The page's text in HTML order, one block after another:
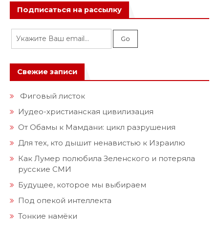
Подписаться на рассылку
Свежие записи
Фиговый листок
Иудео-христианская цивилизация
От Обамы к Мамдани: цикл разрушения
Для тех, кто дышит ненавистью к Израилю
Как Лумер полюбила Зеленского и потеряла
русские СМИ
Будущее, которое мы выбираем
Под опекой интеллекта
Тонкие намёки